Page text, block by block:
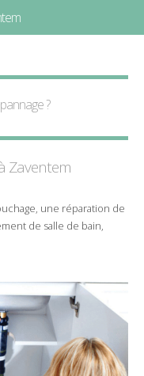
?
Zaventem
, une réparation de
de salle de bain,